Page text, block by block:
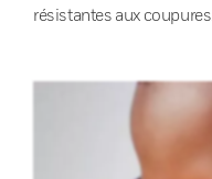
résistantes aux coupures.